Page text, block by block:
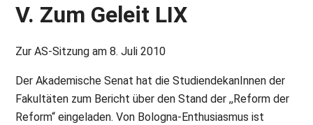
V. Zum Geleit LIX
Zur AS-Sitzung am 8. Juli 2010
Der Akademische Senat hat die StudiendekanInnen der
Fakultäten zum Bericht über den Stand der ,,Reform der
Reform“ eingeladen. Von Bologna-Enthusiasmus ist